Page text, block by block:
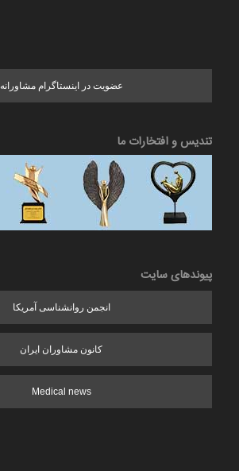
عضویت در اینستاگرام مشاورانه
تندیس و افتخارات ما
پیوندهای سایت
انجمن روانشناسی آمریکا
کانون مشاوران ایران
Medical news